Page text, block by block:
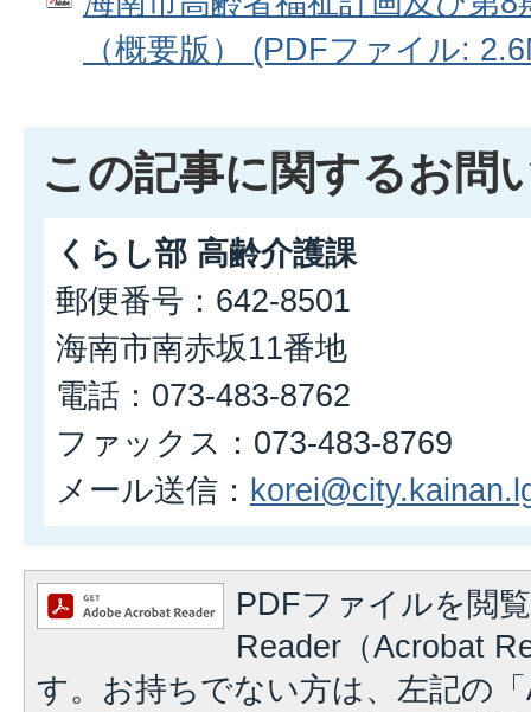
（概要版） (PDFファイル:
この記事に関するお問
くらし部 高齢介護課
郵便番号：642-8501
海南市南赤坂11番地
電話：073-483-8762
ファックス：073-483-8769
メール送信：
PDFファイルを閲
Reader（Acrobat
す。お持ちでない方は、左記の